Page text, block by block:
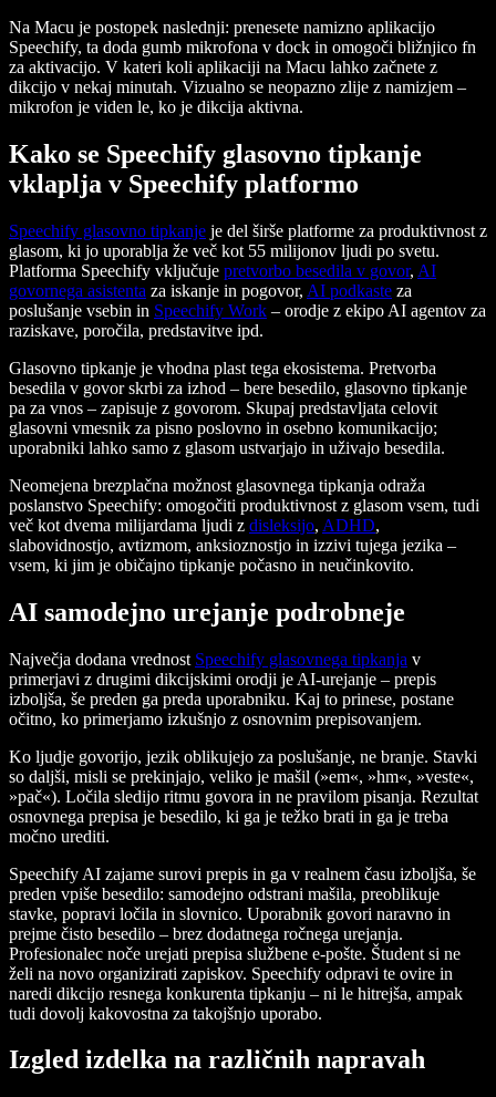
Na Macu je postopek naslednji: prenesete namizno aplikacijo
Speechify, ta doda gumb mikrofona v dock in omogoči bližnjico fn
za aktivacijo. V kateri koli aplikaciji na Macu lahko začnete z
dikcijo v nekaj minutah. Vizualno se neopazno zlije z namizjem –
mikrofon je viden le, ko je dikcija aktivna.
Kako se Speechify glasovno tipkanje
vklaplja v Speechify platformo
Speechify glasovno tipkanje je del širše platforme za produktivnost z
glasom, ki jo uporablja že več kot 55 milijonov ljudi po svetu.
Platforma Speechify vključuje pretvorbo besedila v govor, AI
govornega asistenta za iskanje in pogovor, AI podkaste za
poslušanje vsebin in Speechify Work – orodje z ekipo AI agentov za
raziskave, poročila, predstavitve ipd.
Glasovno tipkanje je vhodna plast tega ekosistema. Pretvorba
besedila v govor skrbi za izhod – bere besedilo, glasovno tipkanje
pa za vnos – zapisuje z govorom. Skupaj predstavljata celovit
glasovni vmesnik za pisno poslovno in osebno komunikacijo;
uporabniki lahko samo z glasom ustvarjajo in uživajo besedila.
Neomejena brezplačna možnost glasovnega tipkanja odraža
poslanstvo Speechify: omogočiti produktivnost z glasom vsem, tudi
več kot dvema milijardama ljudi z disleksijo, ADHD,
slabovidnostjo, avtizmom, anksioznostjo in izzivi tujega jezika –
vsem, ki jim je običajno tipkanje počasno in neučinkovito.
AI samodejno urejanje podrobneje
Največja dodana vrednost Speechify glasovnega tipkanja v
primerjavi z drugimi dikcijskimi orodji je AI-urejanje – prepis
izboljša, še preden ga preda uporabniku. Kaj to prinese, postane
očitno, ko primerjamo izkušnjo z osnovnim prepisovanjem.
Ko ljudje govorijo, jezik oblikujejo za poslušanje, ne branje. Stavki
so daljši, misli se prekinjajo, veliko je mašil (»em«, »hm«, »veste«,
»pač«). Ločila sledijo ritmu govora in ne pravilom pisanja. Rezultat
osnovnega prepisa je besedilo, ki ga je težko brati in ga je treba
močno urediti.
Speechify AI zajame surovi prepis in ga v realnem času izboljša, še
preden vpiše besedilo: samodejno odstrani mašila, preoblikuje
stavke, popravi ločila in slovnico. Uporabnik govori naravno in
prejme čisto besedilo – brez dodatnega ročnega urejanja.
Profesionalec noče urejati prepisa službene e-pošte. Študent si ne
želi na novo organizirati zapiskov. Speechify odpravi te ovire in
naredi dikcijo resnega konkurenta tipkanju – ni le hitrejša, ampak
tudi dovolj kakovostna za takojšnjo uporabo.
Izgled izdelka na različnih napravah